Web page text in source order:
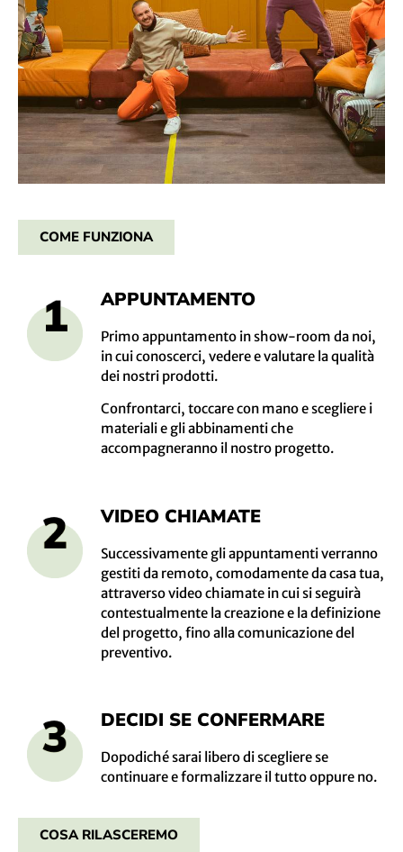
COME FUNZIONA
APPUNTAMENTO
Primo appuntamento in show-room da noi,
in cui conoscerci, vedere e valutare la qualità
dei nostri prodotti.
Confrontarci, toccare con mano e scegliere i
materiali e gli abbinamenti che
accompagneranno il nostro progetto.
VIDEO CHIAMATE
Successivamente gli appuntamenti verranno
gestiti da remoto, comodamente da casa tua,
attraverso video chiamate in cui si seguirà
contestualmente la creazione e la definizione
del progetto, fino alla comunicazione del
preventivo.
DECIDI SE CONFERMARE
Dopodiché sarai libero di scegliere se
continuare e formalizzare il tutto oppure no.
COSA RILASCEREMO